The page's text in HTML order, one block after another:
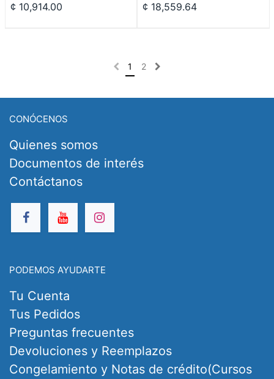
¢ 10,914.00 ¢ 18,559.64
1 2
CONÓCENOS
Quienes somos
Documentos de interés
Contáctanos
PODEMOS AYUDARTE
Tu Cuenta
Tus Pedidos
Preguntas frecuentes
Devoluciones y Reemplazos
Congelamiento y Notas de crédito(Cursos